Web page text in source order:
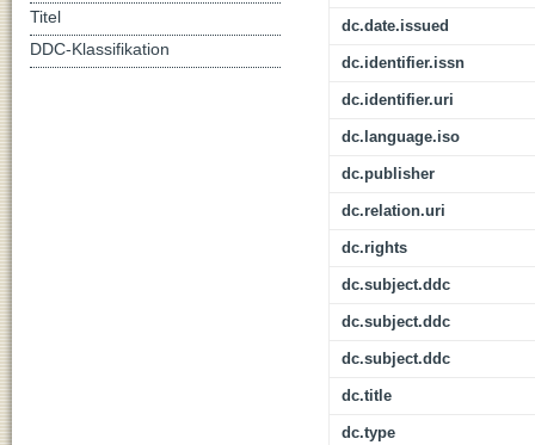
dc.date.issued
dc.identifier.issn
dc.identifier.uri
dc.language.iso
dc.publisher
dc.relation.uri
dc.rights
dc.subject.ddc
dc.subject.ddc
dc.subject.ddc
dc.title
dc.type
Titel
DDC-Klassifikation